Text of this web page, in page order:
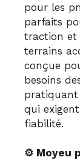
pour les
parfaits
traction et
terrains
conçue
besoins
pratiquant
qui
fiabilité.
⚙️ Moyeu